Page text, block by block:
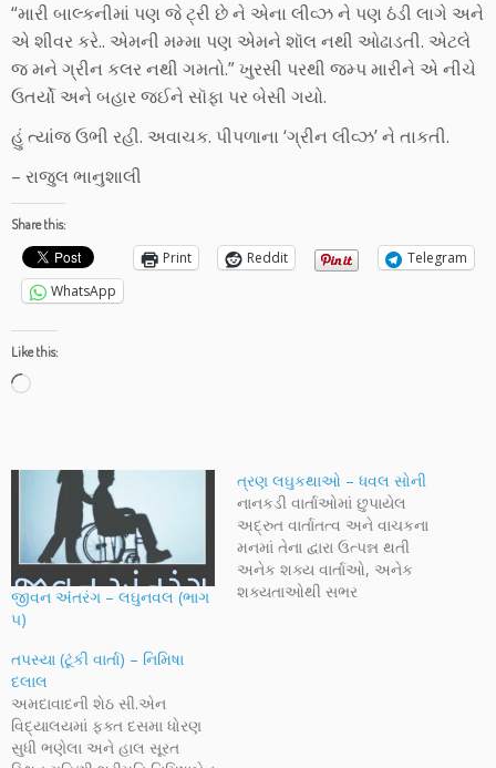
“મારી બાલ્કનીમાં પણ જે ટ્રી છે ને એના લીવ્ઝ ને પણ ઠંડી લાગે અને
એ શીવર કરે.. એમની મમ્મા પણ એમને શૉલ નથી ઓઢાડતી. એટલે
જ મને ગ્રીન કલર નથી ગમતો.” ખુરસી પરથી જમ્પ મારીને એ નીચે
ઉતર્યો અને બહાર જઈને સૉફા પર બેસી ગયો.
હું ત્યાંજ ઉભી રહી. અવાચક. પીપળાના ‘ગ્રીન લીવ્ઝ’ ને તાકતી.
– રાજુલ ભાનુશાલી
Share this:
Print Reddit
Telegram
WhatsApp
Like this:
Loading…
જીવન અંંતરંગ – લઘુનવલ (ભાગ
૫)
ત્રણ લઘુકથાઓ – ધવલ સોની
નાનકડી વાર્તાઓમાં છુપાયેલ
અદ્રુત વાર્તાતત્વ અને વાચકના
મનમાં તેના દ્વારા ઉત્પન્ન થતી
અનેક શક્ય વાર્તાઓ, અનેક
શક્યતાઓથી સભર
તપસ્યા (ટૂંકી વાર્તા) – નિમિષા
દલાલ
અમદાવાદની શેઠ સી.એન
વિદ્યાલયમાં ફક્ત દસમા ધોરણ
સુધી ભણેલા અને હાલ સૂરત